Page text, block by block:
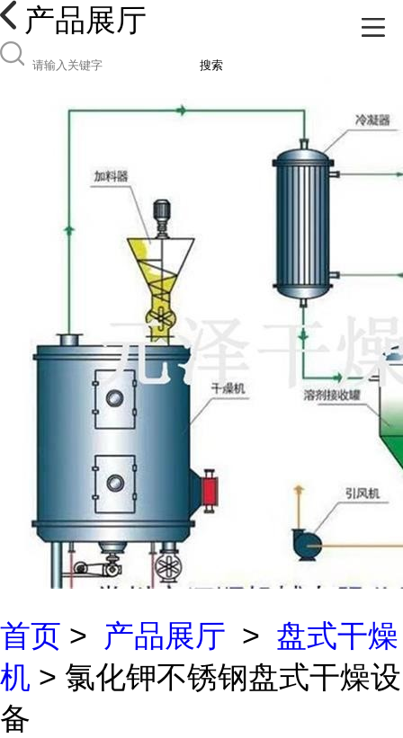
产品展厅
搜索
首页 > 产品展厅 > 盘式干燥
机 > 氯化钾不锈钢盘式干燥设
备